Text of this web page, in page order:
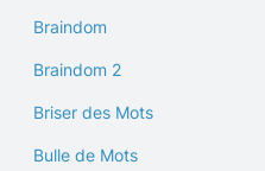
Braindom
Braindom 2
Briser des Mots
Bulle de Mots